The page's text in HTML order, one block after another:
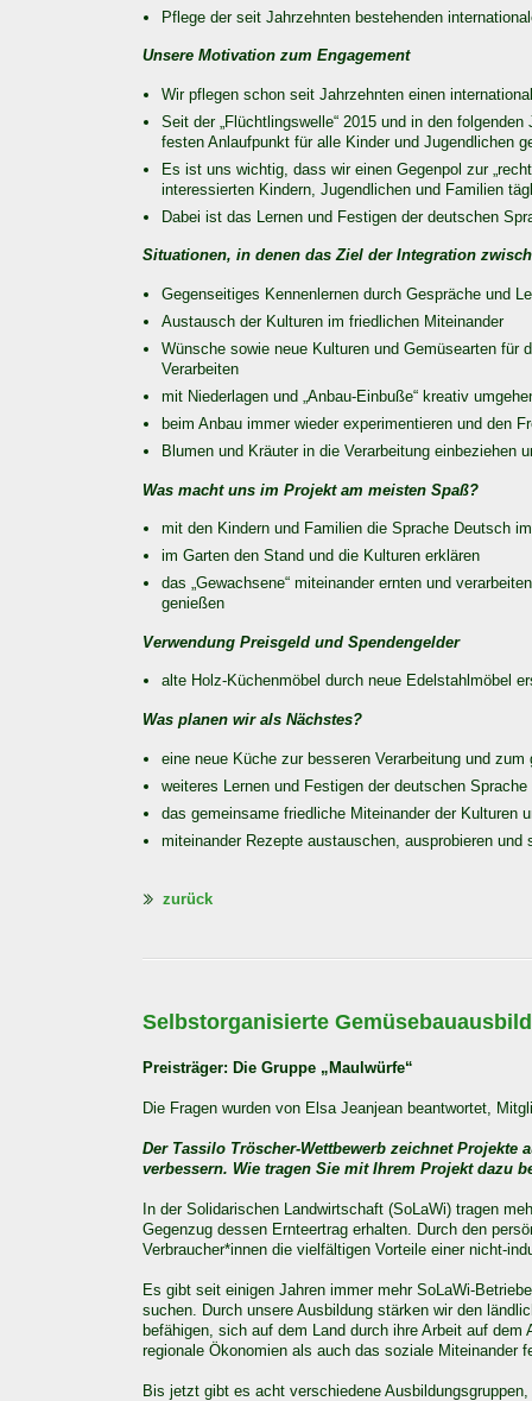
Pflege der seit Jahrzehnten bestehenden
Unsere Motivation zum Engagement
Wir pflegen schon seit Jahrzehnten einen
Seit der „Flüchtlingswelle“ 2015 und in den
festen Anlaufpunkt für alle Kinder und Jugendlichen
Es ist uns wichtig, dass wir einen Gegenpol zur
interessierten Kindern, Jugendlichen und Familien
Dabei ist das Lernen und Festigen der deutschen
Situationen, in denen das Ziel der Integration
Gegenseitiges Kennenlernen durch Gespräche und
Austausch der Kulturen im friedlichen Miteinander
Wünsche sowie neue Kulturen und Gemüsearten für
Verarbeiten
mit Niederlagen und „Anbau-Einbuße“ kreativ
beim Anbau immer wieder experimentieren und den
Blumen und Kräuter in die Verarbeitung einbeziehen
Was macht uns im Projekt am meisten Spaß?
mit den Kindern und Familien die Sprache Deutsch
im Garten den Stand und die Kulturen erklären
das „Gewachsene“ miteinander ernten und
genießen
Verwendung Preisgeld und Spendengelder
alte Holz-Küchenmöbel durch neue Edelstahlmöbel
Was planen wir als Nächstes?
eine neue Küche zur besseren Verarbeitung und
weiteres Lernen und Festigen der deutschen Sprache
das gemeinsame friedliche Miteinander der Kulturen
miteinander Rezepte austauschen, ausprobieren
zurück
Selbstorganisierte
Preisträger: Die Gruppe „Maulwürfe“
Die Fragen wurden von Elsa Jeanjean beantwortet,
Der Tassilo Tröscher-Wettbewerb zeichnet
verbessern. Wie tragen Sie mit Ihrem Projekt dazu
In der Solidarischen Landwirtschaft (SoLaWi) tragen
Gegenzug dessen Ernteertrag erhalten. Durch den
Verbraucher*innen die vielfältigen Vorteile einer nicht-
Es gibt seit einigen Jahren immer mehr SoLaWi-
suchen. Durch unsere Ausbildung stärken wir den
befähigen, sich auf dem Land durch ihre Arbeit auf
regionale Ökonomien als auch das soziale Miteinander
Bis jetzt gibt es acht verschiedene